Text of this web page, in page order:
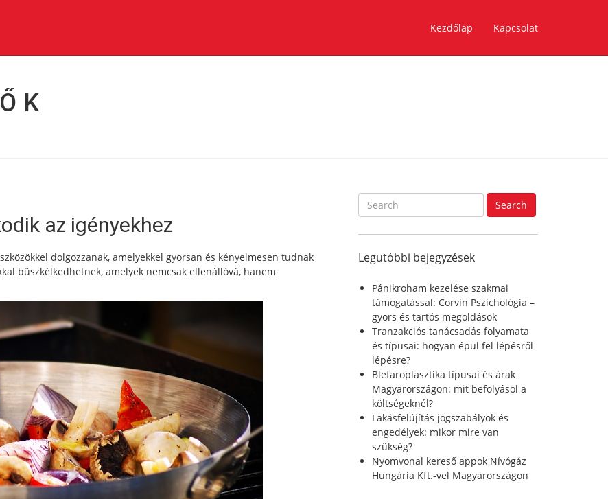
Kezdőlap Kapcsolat
az igényekhez
dolgozzanak, amelyekkel gyorsan és kényelmesen tudnak
büszkélkedhetnek, amelyek nemcsak ellenállóvá, hanem
S
e
c
f
Search
Legutóbbi bejegyzések
Pánikroham kezelése szakmai
támogatással: Corvin Pszichológia –
gyors és tartós megoldások
Tranzakciós tanácsadás folyamata
és típusai: hogyan épül fel lépésről
lépésre?
Blefaroplasztika típusai és árak
Magyarországon: mit befolyásol a
költségeknél?
Lakásfelújítás jogszabályok és
engedélyek: mikor mire van
szükség?
Nyomvonal kereső appok Nívógáz
Hungária Kft.-vel Magyarországon